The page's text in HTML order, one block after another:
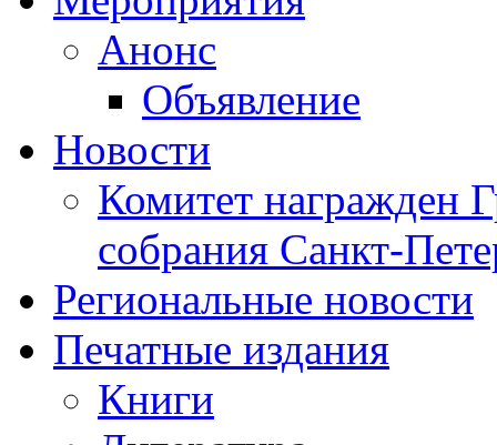
Анонс
Объявление
Новости
Комитет награжден
собрания Санкт-
Региональные новости
Печатные издания
Книги